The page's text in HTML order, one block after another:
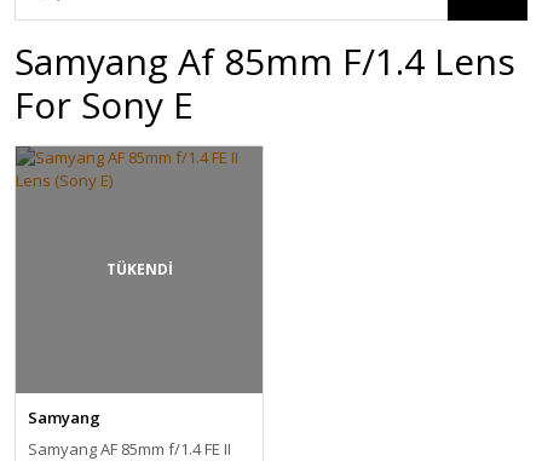
Samyang Af 85mm F/1.4 Lens
For Sony E
TÜKENDİ
Samyang
Samyang AF 85mm f/1.4 FE II